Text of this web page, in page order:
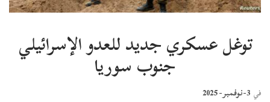
توغل عسكري جديد للعدو الإسرائيلي
جنوب سوريا
في 3-نوفمبر- 2025